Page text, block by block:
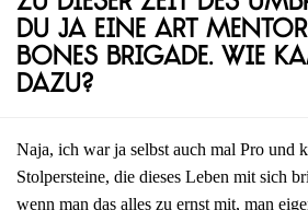
du ja eine Art
Bones Brigade. Wie
dazu?
Naja, ich war ja selbst auch mal Pro und
Stolpersteine, die dieses Leben mit sich
wenn man das alles zu ernst mit, man